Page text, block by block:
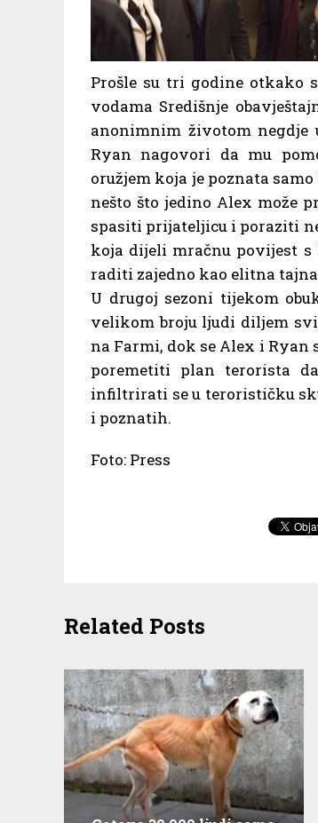
Prošle su tri godine otkako
vodama Središnje
anonimnim životom
Ryan nagovori da mu
oružjem koja je poznata
nešto što jedino Alex može
spasiti prijateljicu i poraziti
koja dijeli mračnu povijest s
raditi zajedno kao elitna
U drugoj sezoni tijekom
velikom broju ljudi diljem
na Farmi, dok se Alex i Ryan
poremetiti plan terorista
infiltrirati se u terorističku
i poznatih.
Foto: Press
Related Posts